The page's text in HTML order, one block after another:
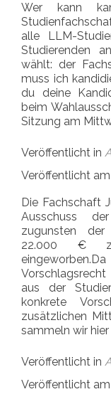
Wer kann
alle LLM-
Studierenden
wählt: der
muss ich
du deine
beim
Sitzung am
Veröffentlicht in
Veröffentlicht am
Die Fachschaft
Ausschuss
zugunsten der
22.000 €
aus der
konkrete
zusätzlichen
sammeln wir hier
Veröffentlicht in
Veröffentlicht am